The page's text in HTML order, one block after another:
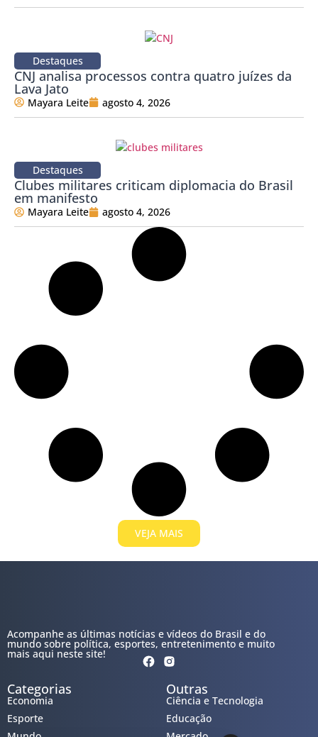
Destaques
CNJ analisa processos contra quatro juízes da
Lava Jato
Mayara Leite agosto 4, 2026
Destaques
Clubes militares criticam diplomacia do Brasil
em manifesto
Mayara Leite agosto 4, 2026
VEJA MAIS
Acompanhe as últimas notícias e vídeos do Brasil e do
mundo sobre política, esportes, entretenimento e muito
mais aqui neste site!
Categorias
Economia
Esporte
Outras
Ciência e Tecnologia
Educação